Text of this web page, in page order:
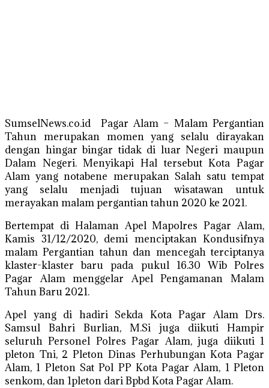
SumselNews.co.id Pagar Alam – Malam Pergantian
Tahun merupakan momen yang selalu dirayakan
dengan hingar bingar tidak di luar Negeri maupun
Dalam Negeri. Menyikapi Hal tersebut Kota Pagar
Alam yang notabene merupakan Salah satu tempat
yang selalu menjadi tujuan wisatawan untuk
merayakan malam pergantian tahun 2020 ke 2021.
Bertempat di Halaman Apel Mapolres Pagar Alam,
Kamis 31/12/2020, demi menciptakan Kondusifnya
malam Pergantian tahun dan mencegah terciptanya
klaster-klaster baru pada pukul 16.30 Wib Polres
Pagar Alam menggelar Apel Pengamanan Malam
Tahun Baru 2021.
Apel yang di hadiri Sekda Kota Pagar Alam Drs.
Samsul Bahri Burlian, M.Si juga diikuti Hampir
seluruh Personel Polres Pagar Alam, juga diikuti 1
pleton Tni, 2 Pleton Dinas Perhubungan Kota Pagar
Alam, 1 Pleton Sat Pol PP Kota Pagar Alam, 1 Pleton
senkom, dan 1pleton dari Bpbd Kota Pagar Alam.